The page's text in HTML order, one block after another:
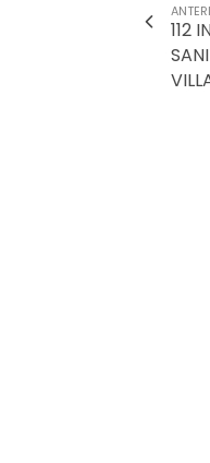
112